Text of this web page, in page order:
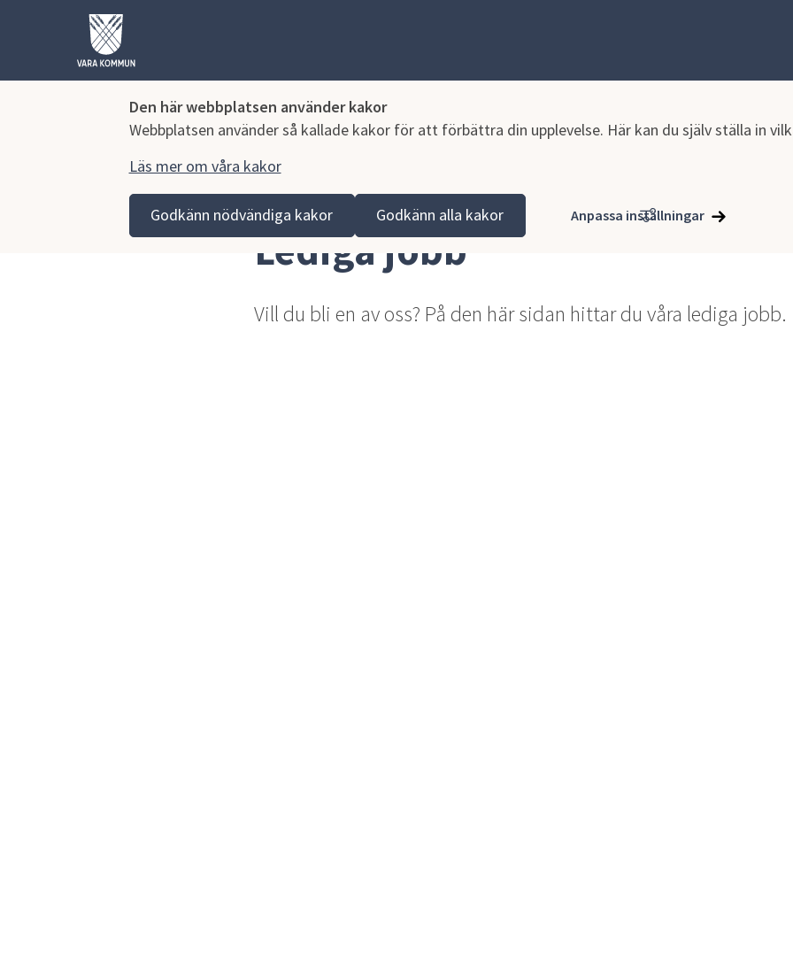
Den här webbplatsen använder kakor
Webbplatsen använder så kallade kakor för att förbättra din upplevelse. Här kan du själv ställa in
Läs mer om våra kakor
Godkänn nödvändiga kakor Godkänn alla kakor Anpassa inställningar
Vara kommun Jobb och praktik
Lediga jobb
Vill du bli en av oss? På den här sidan hittar du våra lediga jobb.